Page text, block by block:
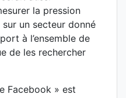
la pression
un secteur donné
à l’ensemble de
de les rechercher
Facebook » est